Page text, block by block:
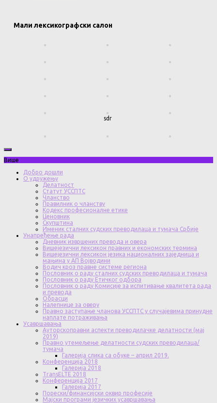
Мали лексикографски салон
sdr
Више
Добро дошли
О удружењу
Делатност
Статут УССПТС
Чланство
Правилник о чланству
Кодекс професионалне етике
Ценовник
Скупштина
Именик сталних судских преводилаца и тумача Србије
Унапређење рада
Дневник извршених превода и овера
Вишејезични лексикон правних и економских термина
Вишејезични лексикон језика националних заједница и
мањина у АП Војводини
Водич кроз правне системе региона
Пословник о раду сталних судских преводилаца и тумача
Пословник о раду Етичког одбора
Пословник о раду Комисије за испитивање квалитета рада
и превода
Обрасци
Налепнице за оверу
Правно заступање чланова УССПТС у случајевима принудне
наплате потраживања
Усавршавања
Ауторскоправни аспекти преводилачке делатности (мај
2019)
Правно утемељење делатности судских преводилаца/
тумача
Галерија слика са обуке – април 2019.
Конференција 2018
Галерија 2018
TransELTE 2018
Конференција 2017
Галерија 2017
Порески/финансијски оквир професије
Мајски програми језичких усавршавања